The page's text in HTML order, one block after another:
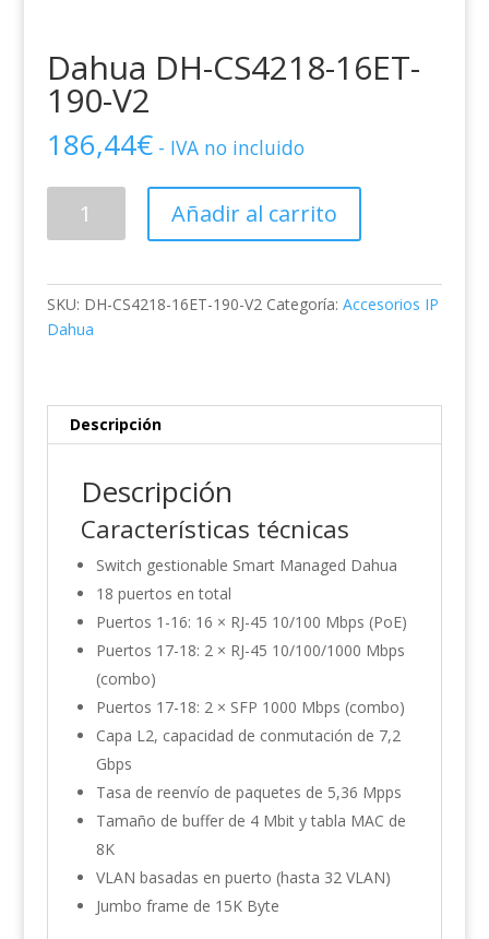
Dahua DH-CS4218-16ET-
190-V2
186,44€ - IVA no incluido
190-
V2
Añadir al carrito
SKU: DH-CS4218-16ET-190-V2 Categoría: Accesorios IP
Dahua
Descripción
Descripción
Características técnicas
Switch gestionable Smart Managed Dahua
18 puertos en total
Puertos 1-16: 16 × RJ-45 10/100 Mbps (PoE)
Puertos 17-18: 2 × RJ-45 10/100/1000 Mbps
(combo)
Puertos 17-18: 2 × SFP 1000 Mbps (combo)
Capa L2, capacidad de conmutación de 7,2
Gbps
Tasa de reenvío de paquetes de 5,36 Mpps
Tamaño de buffer de 4 Mbit y tabla MAC de
8K
VLAN basadas en puerto (hasta 32 VLAN)
Jumbo frame de 15K Byte